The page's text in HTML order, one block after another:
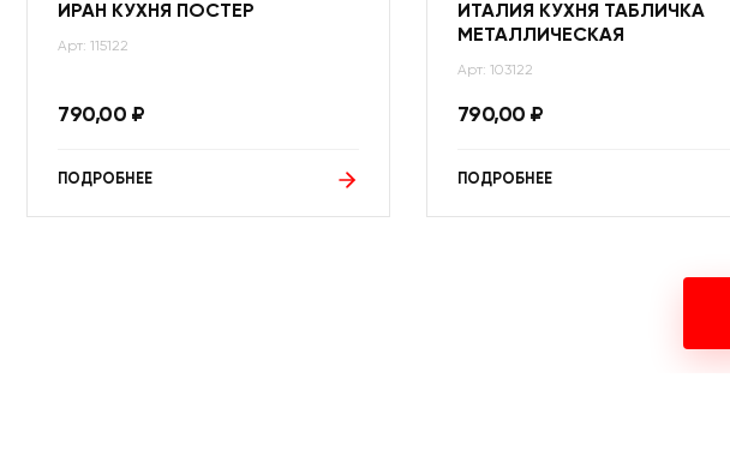
ИРАН КУХНЯ ПОСТЕР
Арт: 115122
790,00 ₽
ПОДРОБНЕЕ
ИТАЛИЯ КУХНЯ ТАБЛИЧКА
МЕТАЛЛИЧЕСКАЯ
Арт: 103122
790,00 ₽
ПОДРОБНЕЕ